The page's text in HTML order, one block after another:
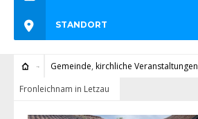
STANDORT
Gemeinde, kirchliche Veranstaltungen
Fronleichnam in Letzau